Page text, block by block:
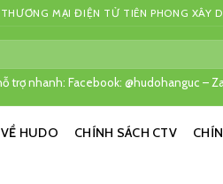
MẠI ĐIỆN TỬ TIÊN PHONG XÂY
trợ nhanh: Facebook: @hudohanguc –
VỀ HUDO CHÍNH SÁCH CTV